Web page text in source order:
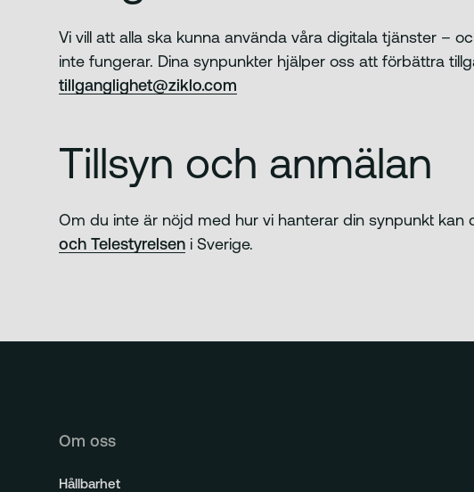
Vi vill att alla ska kunna använda våra digitala tjänster –
inte fungerar. Dina synpunkter hjälper oss att förbättra
tillganglighet@ziklo.com
Tillsyn och anmälan
Om du inte är nöjd med hur vi hanterar din synpunkt kan
och Telestyrelseni Sverige.
Om oss
Hållbarhet